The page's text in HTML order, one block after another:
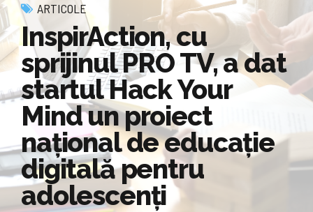
ARTICOLE
InspirAction, cu
sprijinul PRO TV, a dat
startul Hack Your
Mind un proiect
național de educație
digitală pentru
adolescenți